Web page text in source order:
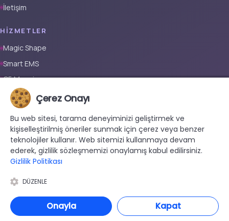
İletişim
HIZMETLER
Magic Shape
Smart EMS
G5 Masajı
Tüm Vücut Epilasyon (Erkek)
Tüm Vücut Epilasyon (Kadın)
Protez Tırnak
İLETIŞIM
+90 533 038 48 24
hello@renewandrevive.co
34381 Şişli/İstanbul
Çerez Onayı
Bu web sitesi, tarama deneyiminizi geliştirmek ve
kişiselleştirilmiş öneriler sunmak için çerez veya benzer
teknolojiler kullanır. Web sitemizi kullanmaya devam
ederek, gizlilik sözleşmemizi onaylamış kabul edilirsiniz.
Gizlilik Politikası
DÜZENLE
Onayla Kapat